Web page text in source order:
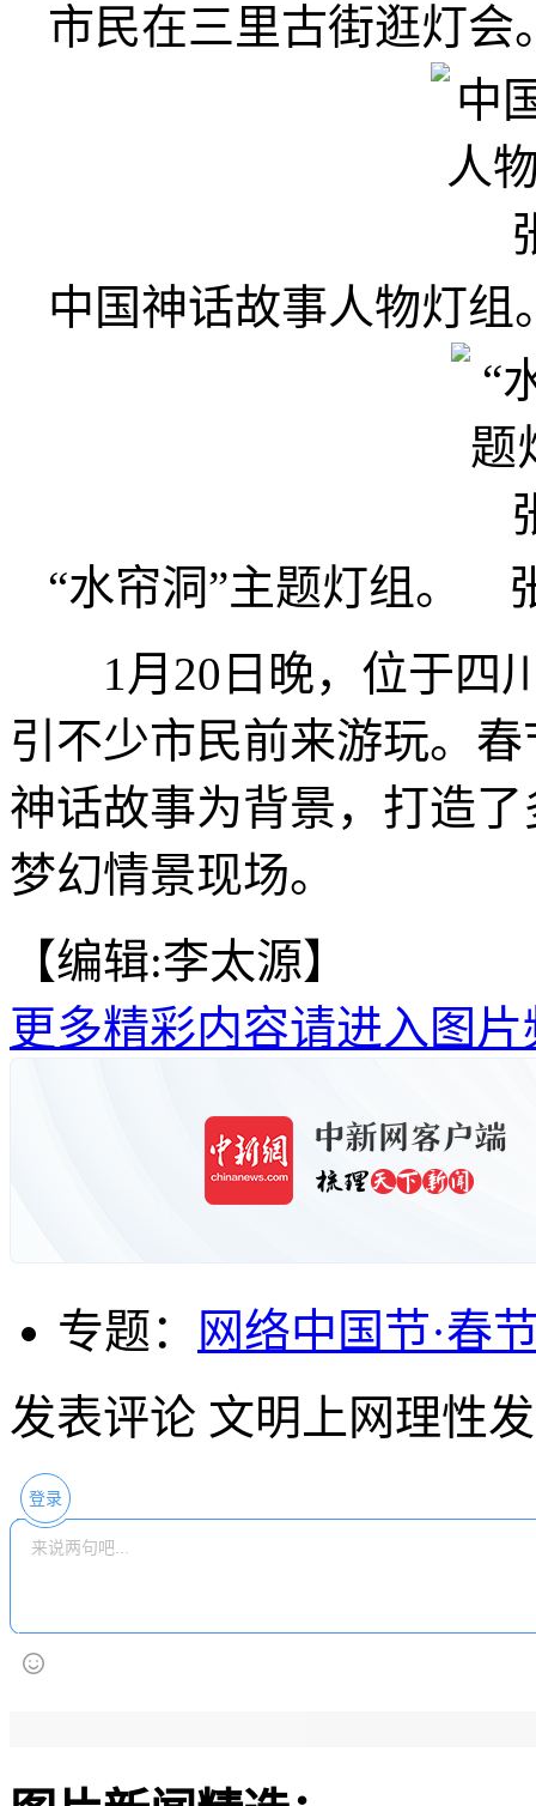
市民在三里古街逛灯
中国神话故事人物灯
“水帘洞”主题灯组。
1月20日晚，位于四川
引不少市民前来游玩。
神话故事为背景，打造
梦幻情景现场。
【编辑:李太源】
更多精彩内容请进入图片
专题：
网络中国节·春
发表评论 文明上网理性
登录